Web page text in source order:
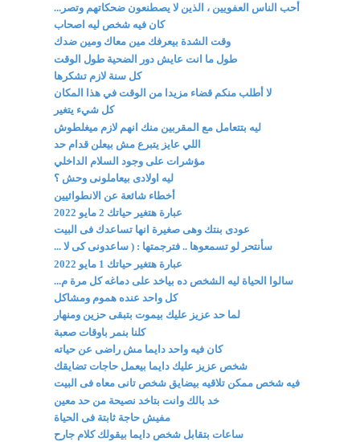
أحب الناس العفويين ، الذين لا يصطنعون ضحكاتهم وتصر...
كان فيه شخص ليه اصحاب
وقت الشدة بيعرفك مين معاك ومين ضدك
طول ما انت عايش دور الضحية طول الوقت
كل سنة لازم تشكرها
لا أطلب منكم قضاء مزيدا من الوقت في هذا المكان
كل شيء يتغير
ليه بتتعامل مع المقربين منك انهم لازم ميغلطوش
اللي عايز يتبرع مش بيعلن قدام حد
مؤشرات على وجود السلام الداخلي
ليه اولادى بيعاملونى وحش ؟
أخطاء شائعة عن الانطوائيين
عبارة هتغير حياتك 2 مايو 2022
عودى بنتك وهى صغيرة انها تساعدك فى البيت
سأنتحر لو تسمعوها .. فترجمتها : ( ساعدونى كى لا ...
عبارة هتغير حياتك 1 مايو 2022
سالوا الحياة ليه الشخص ده بياخد على دماغه كل مرة م...
كل واحد عنده هموم ومشاكل
لما حد عزيز عليك بيموت بتبقى حزين ومنهار
كلنا بنمر باوقات صعبة
كان فيه واحد دايما مش راضى عن حياته
شخص عزيز عليك دايما بيعمل حاجات تضايقك
فيه شخص ممكن تلاقيه بيضايق شخص تانى معاه فى البيت
خد بالك وانت بتاخد نصيحة من حد معين
مفيش حاجة ثابتة فى الحياة
ساعات بتقابل شخص دايما بيقولك كلام جارح